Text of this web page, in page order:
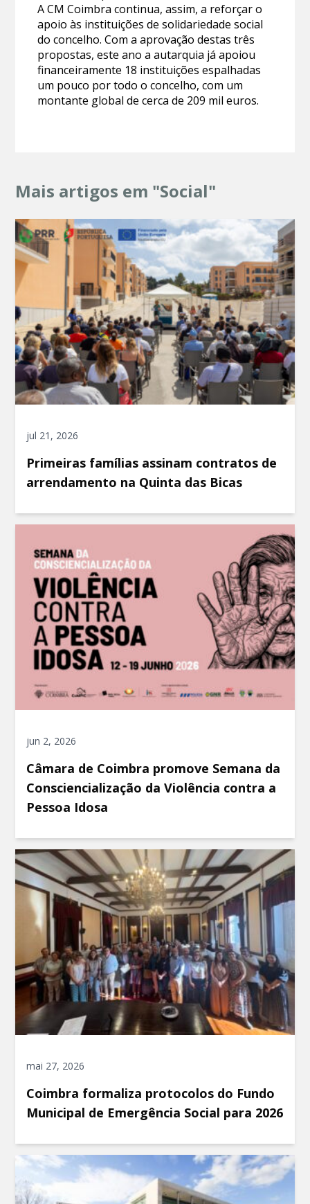
A CM Coimbra continua, assim, a reforçar o
apoio às instituições de solidariedade social
do concelho. Com a aprovação destas três
propostas, este ano a autarquia já apoiou
financeiramente 18 instituições espalhadas
um pouco por todo o concelho, com um
montante global de cerca de 209 mil euros.
Mais artigos em "Social"
jul 21, 2026
Primeiras famílias assinam contratos de
arrendamento na Quinta das Bicas
jun 2, 2026
Câmara de Coimbra promove Semana da
Consciencialização da Violência contra a
Pessoa Idosa
mai 27, 2026
Coimbra formaliza protocolos do Fundo
Municipal de Emergência Social para 2026